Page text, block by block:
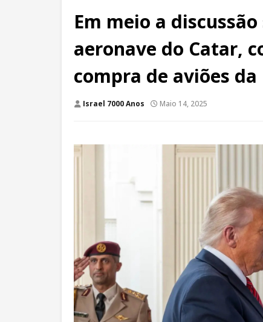
Em meio a
aeronave do Catar,
compra de aviões da
Israel 7000 Anos Maio 14, 2025